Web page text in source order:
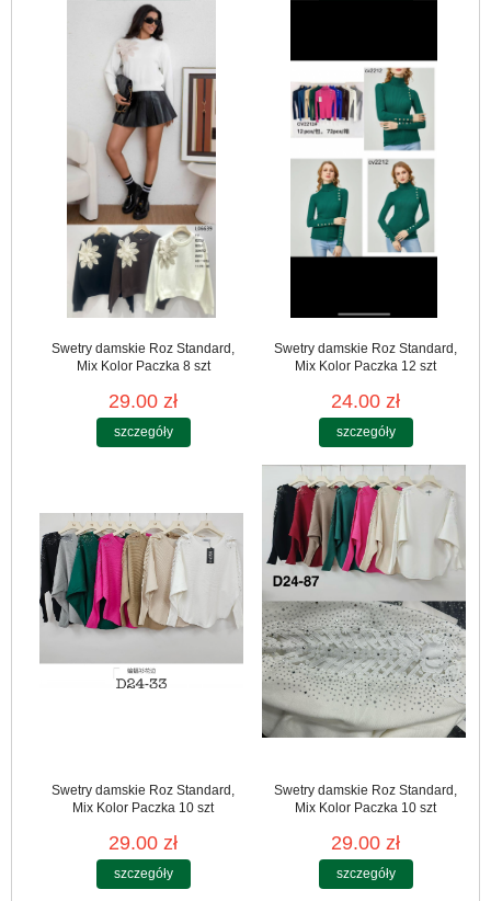
Swetry damskie Roz Standard,
Mix Kolor Paczka 8 szt
29.00 zł
szczegóły
Swetry damskie Roz Standard,
Mix Kolor Paczka 12 szt
24.00 zł
szczegóły
Swetry damskie Roz Standard,
Mix Kolor Paczka 10 szt
29.00 zł
szczegóły
Swetry damskie Roz Standard,
Mix Kolor Paczka 10 szt
29.00 zł
szczegóły